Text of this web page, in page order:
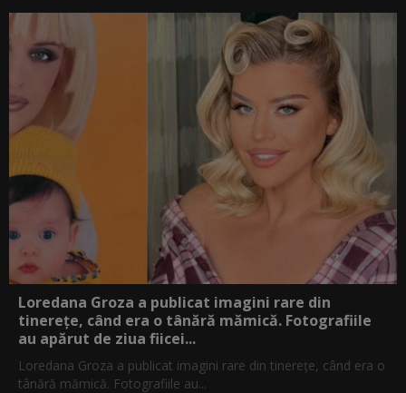
Loredana Groza a publicat imagini rare din
tinerețe, când era o tânără mămică. Fotografiile
au apărut de ziua fiicei...
Loredana Groza a publicat imagini rare din tinerețe, când era o
tânără mămică. Fotografiile au...